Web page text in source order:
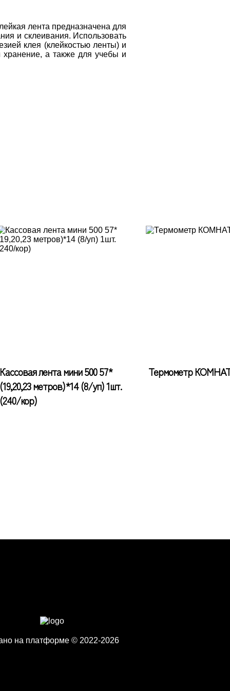
лента предназначена для
и склеивания. Использовать
клея (клейкостью ленты) и
хранение, а также для учебы и
Кассовая лента мини 500 57*
(19,20,23 метров)*14 (8/уп) 1шт.
(240/кор)
Термометр
на платформе © 2022-2026